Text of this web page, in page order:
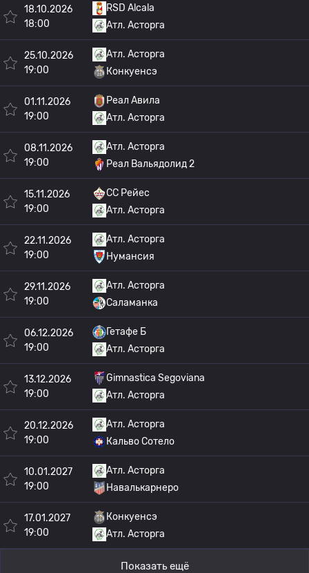
18.10.2026
18:00
RSD Alcala
Атл. Асторга
25.10.2026
19:00
Атл. Асторга
Конкуенсэ
01.11.2026
19:00
Реал Авила
Атл. Асторга
08.11.2026
19:00
Атл. Асторга
Реал Вальядолид 2
15.11.2026
19:00
СС Рейес
Атл. Асторга
22.11.2026
19:00
Атл. Асторга
Нумансия
29.11.2026
19:00
Атл. Асторга
Саламанка
06.12.2026
19:00
Гетафе Б
Атл. Асторга
13.12.2026
19:00
Gimnastica Segoviana
Атл. Асторга
20.12.2026
19:00
Атл. Асторга
Кальво Сотело
10.01.2027
19:00
Атл. Асторга
Навалькарнеро
17.01.2027
19:00
Конкуенсэ
Атл. Асторга
Показать ещё